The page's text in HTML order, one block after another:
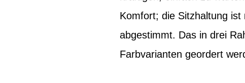
Komfort; die Sitzhaltung
abgestimmt. Das in drei
Farbvarianten geordert